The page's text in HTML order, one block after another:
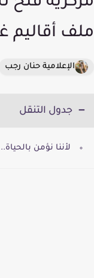
ملف أقاليم
الإعلامية حنان رجب
جدول التنقل
لأننا نؤمن